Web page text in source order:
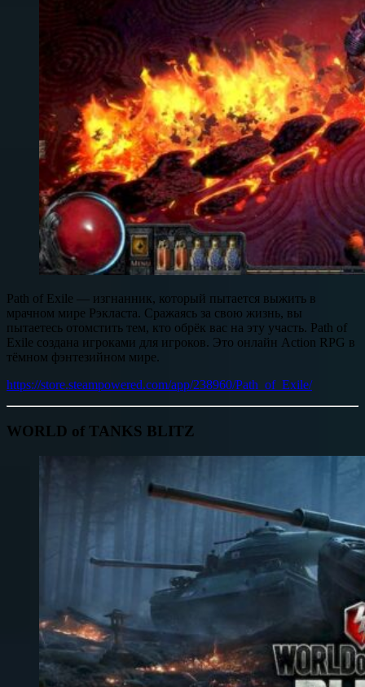
Path of Exile — изгнанник, который пытается выжить в
мрачном мире Рэкласта. Сражаясь за свою жизнь, вы
пытаетесь отомстить тем, кто обрёк вас на эту участь. Path of
Exile создана игроками для игроков. Это онлайн Action RPG в
тёмном фэнтезийном мире.
https://store.steampowered.com/app/238960/Path_of_Exile/
WORLD of TANKS BLITZ